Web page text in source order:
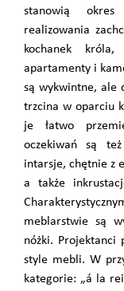
stanowią okres
realizowania
kochanek
apartamenty i
są wykwintne, ale
trzcina w oparciu
je łatwo
oczekiwań są
intarsje, chętnie z
a także
meblarstwie są
nóżki. Projektanci
style mebli. W
kategorie: „á la